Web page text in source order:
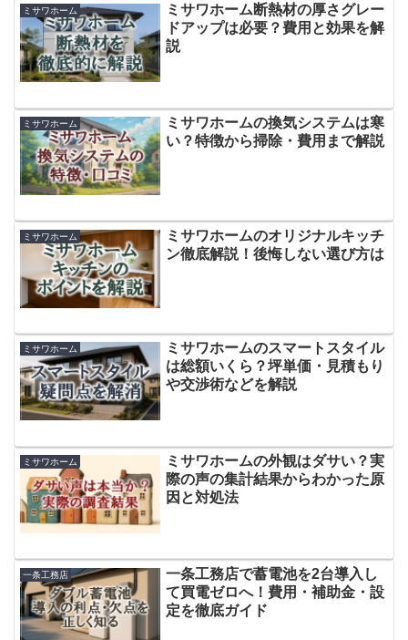
ミサワホーム
ミサワホーム断熱材の厚さグレー
ドアップは必要？費用と効果を解
説
ミサワホーム
ミサワホームの換気システムは寒
い？特徴から掃除・費用まで解説
ミサワホーム
ミサワホームのオリジナルキッチ
ン徹底解説！後悔しない選び方は
ミサワホーム
ミサワホームのスマートスタイル
は総額いくら？坪単価・見積もり
や交渉術などを解説
ミサワホーム
ミサワホームの外観はダサい？実
際の声の集計結果からわかった原
因と対処法
一条工務店
一条工務店で蓄電池を2台導入し
て買電ゼロへ！費用・補助金・設
定を徹底ガイド